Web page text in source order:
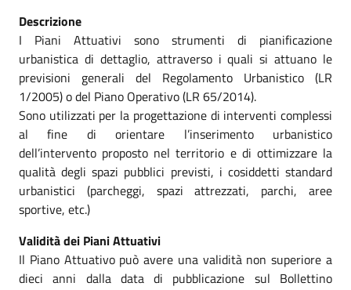
Descrizione
I Piani Attuativi sono strumenti di pianificazione
urbanistica di dettaglio, attraverso i quali si attuano le
previsioni generali del Regolamento Urbanistico (LR
1/2005) o del Piano Operativo (LR 65/2014).
Sono utilizzati per la progettazione di interventi complessi
al fine di orientare l’inserimento urbanistico
dell’intervento proposto nel territorio e di ottimizzare la
qualità degli spazi pubblici previsti, i cosiddetti standard
urbanistici (parcheggi, spazi attrezzati, parchi, aree
sportive, etc.)
Validità dei Piani Attuativi
Il Piano Attuativo può avere una validità non superiore a
dieci anni dalla data di pubblicazione sul Bollettino